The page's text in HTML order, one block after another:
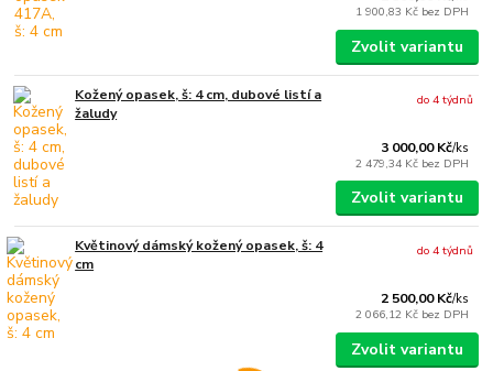
1 900,83 Kč bez DPH
Zvolit variantu
Kožený opasek, š: 4 cm, dubové listí a
žaludy
3 000,00 Kč/ks
2 479,34 Kč bez DPH
do 4 týdnů
Zvolit variantu
Květinový dámský kožený opasek, š: 4
cm
2 500,00 Kč/ks
2 066,12 Kč bez DPH
do 4 týdnů
Zvolit variantu